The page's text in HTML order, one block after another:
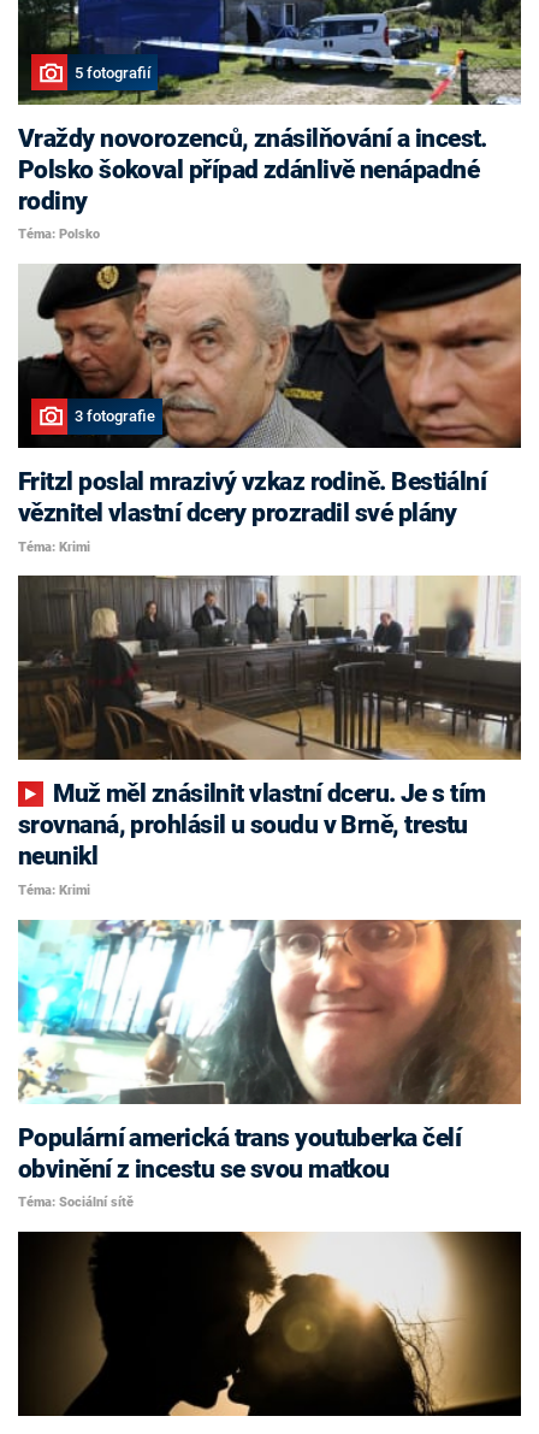
5 fotografií
Vraždy novorozenců, znásilňování a incest.
Polsko šokoval případ zdánlivě nenápadné
rodiny
Téma: Polsko
3 fotografie
Fritzl poslal mrazivý vzkaz rodině. Bestiální
věznitel vlastní dcery prozradil své plány
Téma: Krimi
srovnaná, prohlásil u soudu v Brně, trestu
neunikl
Téma: Krimi
Populární americká trans youtuberka čelí
obvinění z incestu se svou matkou
Téma: Sociální sítě